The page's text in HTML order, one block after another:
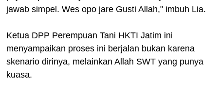
jawab simpel. Wes opo jare Gusti Allah," imbuh Lia.
Ketua DPP Perempuan Tani HKTI Jatim ini
menyampaikan proses ini berjalan bukan karena
skenario dirinya, melainkan Allah SWT yang punya
kuasa.